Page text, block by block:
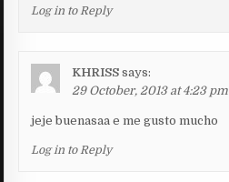
Log in to Reply
KHRISS says:
29 October, 2013 at 4:23 pm
jeje buenasaa e me gusto mucho
Log in to Reply